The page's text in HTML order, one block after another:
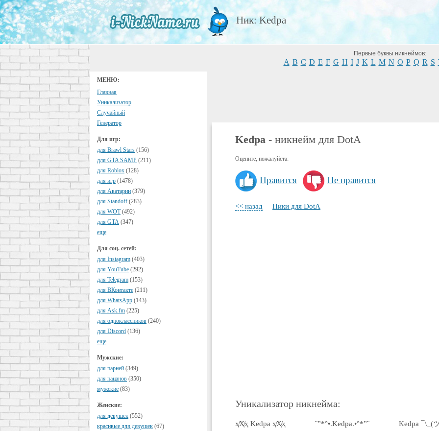
Ник: Kedpa
МЕНЮ:
Главная
Уникализатор
Случайный
Генератор
Для игр:
для Brawl Stars (156)
для GTA SAMP (211)
для Roblox (128)
для игр (1478)
для Аватарии (379)
для Standoff (283)
для WOT (492)
для GTA (347)
еще
Для соц. сетей:
для Instagram (403)
для YouTube (292)
для Telegram (153)
для ВКонтакте (211)
для WhatsApp (143)
для Ask.fm (225)
для одноклассников (240)
для Discord (136)
еще
Мужские:
для парней (349)
для пацанов (350)
мужские (83)
Женские:
для девушек (552)
красивые для девушек (67)
Первые буквы никнеймов:
A B C D E F G H I J K L M N O P Q R S
Kedpa - никнейм для DotA
Оцените, пожалуйста:
Нравится Не нравится
<< назад Ники для DotA
Уникализатор никнейма:
ҳ̸Ҳ̸ҳ Kedpa ҳ̸Ҳ̸ҳ ˜”*°•.Kedpa.•°*”˜ Kedpa ¯\_(